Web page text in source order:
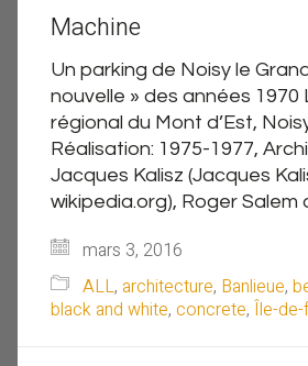
Machine
Un parking de Noisy le
nouvelle » des années 1970
régional du Mont d’Est,
Réalisation: 1975-1977,
Jacques Kalisz (Jacques
wikipedia.org), Roger Salem
mars 3, 2016
ALL, architecture, Banlieue,
black and white, concrete, Île-